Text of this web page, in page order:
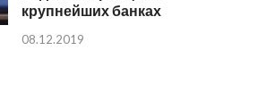
крупнейших банках
08.12.2019